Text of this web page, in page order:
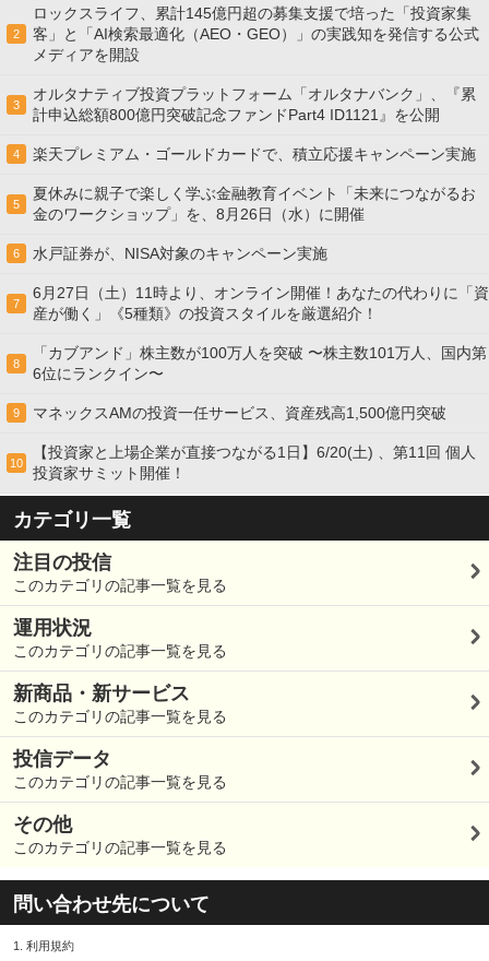
2
ロックスライフ、累計145億円超の募集支援で培った「投資家集
客」と「AI検索最適化（AEO・GEO）」の実践知を発信する公式
メディアを開設
3
オルタナティブ投資プラットフォーム「オルタナバンク」、『累
計申込総額800億円突破記念ファンドPart4 ID1121』を公開
4 楽天プレミアム・ゴールドカードで、積立応援キャンペーン実施
5
夏休みに親子で楽しく学ぶ金融教育イベント「未来につながるお
金のワークショップ」を、8月26日（水）に開催
6 水戸証券が、NISA対象のキャンペーン実施
7
6月27日（土）11時より、オンライン開催！あなたの代わりに「資
産が働く」《5種類》の投資スタイルを厳選紹介！
8
「カブアンド」株主数が100万人を突破 〜株主数101万人、国内第
6位にランクイン〜
9 マネックスAMの投資一任サービス、資産残高1,500億円突破
10
【投資家と上場企業が直接つながる1日】6/20(土) 、第11回 個人
投資家サミット開催！
カテゴリ一覧
注目の投信
このカテゴリの記事一覧を見る
運用状況
このカテゴリの記事一覧を見る
新商品・新サービス
このカテゴリの記事一覧を見る
投信データ
このカテゴリの記事一覧を見る
その他
このカテゴリの記事一覧を見る
問い合わせ先について
1. 利用規約